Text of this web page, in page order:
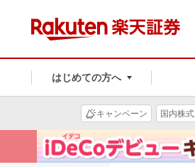
はじめての方へ
キャンペーン 国内株式